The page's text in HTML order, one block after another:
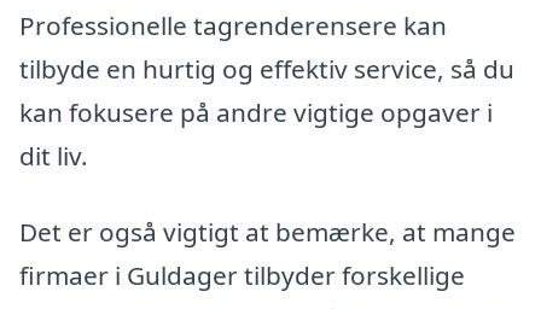
Professionelle tagrenderensere kan
tilbyde en hurtig og effektiv service, så du
kan fokusere på andre vigtige opgaver i
dit liv.
Det er også vigtigt at bemærke, at mange
firmaer i Guldager tilbyder forskellige